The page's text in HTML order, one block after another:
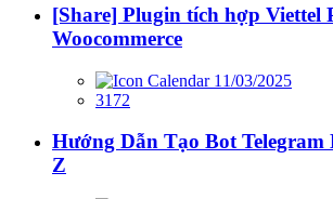
[Share] Plugin tích hợp Viettel
Woocommerce
11/03/2025
3172
Hướng Dẫn Tạo Bot Telegram
Z